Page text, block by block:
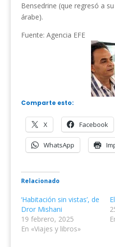
Bensedrine (que regresó a
árabe).
Fuente: Agencia EFE
Comparte esto:
X Facebook
WhatsApp
Relacionado
‘Habitación sin vistas’, de
Dror Mishani
19 febrero, 2025
En «Viajes y libros»